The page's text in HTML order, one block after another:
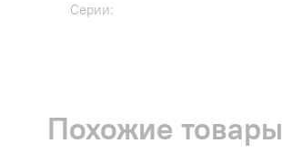
Серии:
Похожие товары